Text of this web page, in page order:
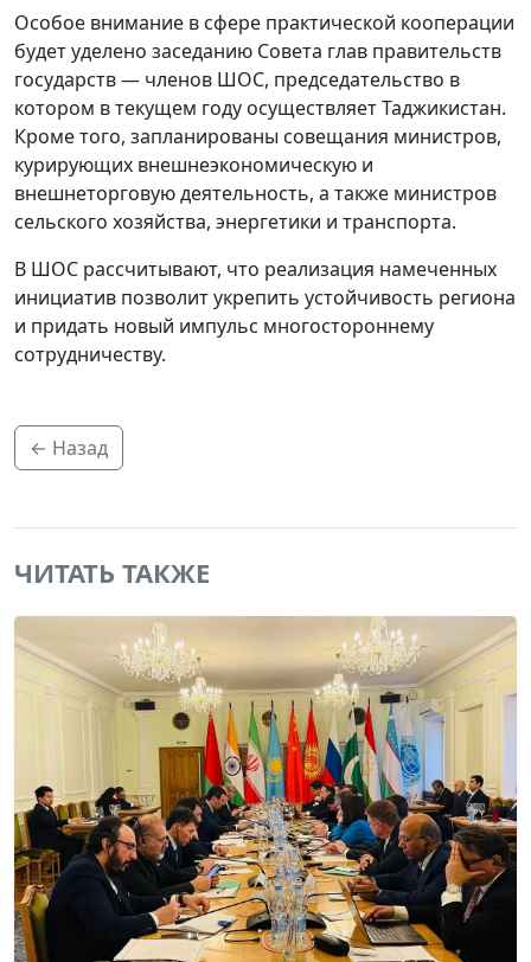
Особое внимание в сфере практической кооперации
будет уделено заседанию Совета глав правительств
государств — членов ШОС, председательство в
котором в текущем году осуществляет Таджикистан.
Кроме того, запланированы совещания министров,
курирующих внешнеэкономическую и
внешнеторговую деятельность, а также министров
сельского хозяйства, энергетики и транспорта.
В ШОС рассчитывают, что реализация намеченных
инициатив позволит укрепить устойчивость региона
и придать новый импульс многостороннему
сотрудничеству.
← Назад
ЧИТАТЬ ТАКЖЕ